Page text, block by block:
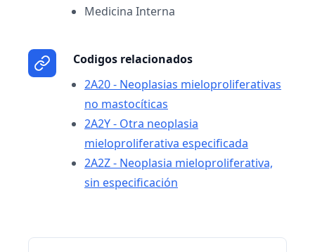
Medicina Interna
Codigos relacionados
2A20 - Neoplasias mieloproliferativas
no mastocíticas
2A2Y - Otra neoplasia
mieloproliferativa especificada
2A2Z - Neoplasia mieloproliferativa,
sin especificación